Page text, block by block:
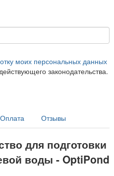
моих персональных данных
законодательства.
Оплата Отзывы
для подготовки
воды - OptiPond